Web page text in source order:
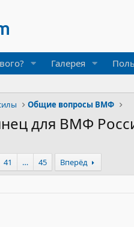
Галерея
Общие вопросы ВМФ
для ВМФ
41 … 45 Вперёд